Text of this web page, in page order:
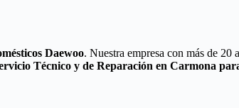
Daewoo. Nuestra empresa con más de
Técnico y de Reparación en Carmona